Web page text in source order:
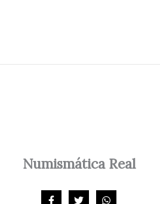
NumismáticaReal